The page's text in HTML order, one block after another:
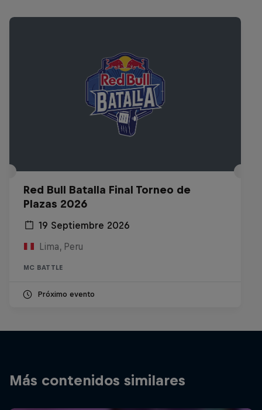
Red Bull Batalla Final Torneo de
Plazas 2026
19 Septiembre 2026
Lima, Peru
MC BATTLE
Próximo evento
Más contenidos similares